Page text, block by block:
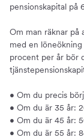
pensionskapital på
Om man räknar på
med en
procent per år bör
• Om du precis
• Om du är 35 år:
• Om du är 45 år:
• Om du är 55 år: